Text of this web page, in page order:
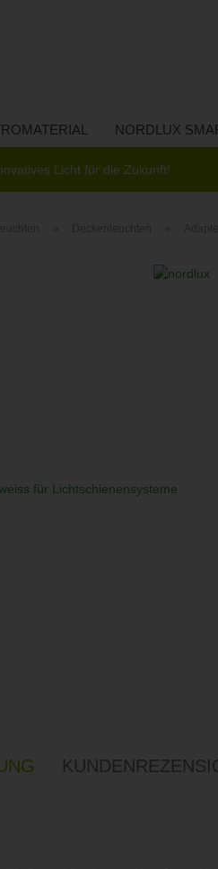
Licht für die Zukunft!
NORDLUX